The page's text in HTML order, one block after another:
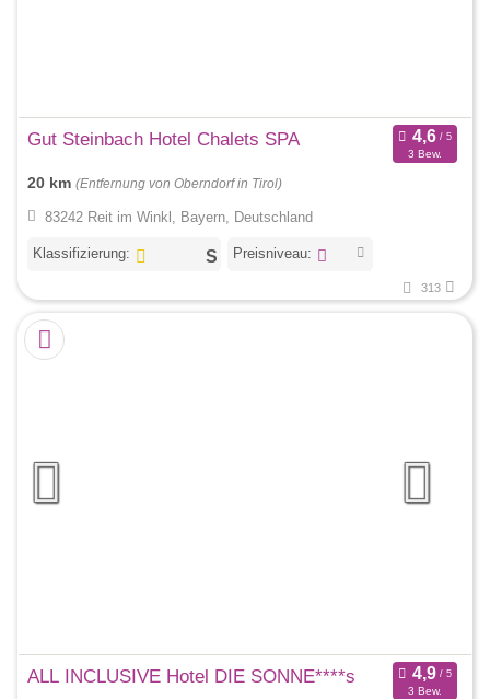
Gut Steinbach Hotel Chalets SPA
3 Bew.
20 km (Entfernung von Oberndorf in Tirol)
83242 Reit im Winkl, Bayern, Deutschland
Klassifizierung: Preisniveau:
313
ALL INCLUSIVE Hotel DIE SONNE****s
3 Bew.